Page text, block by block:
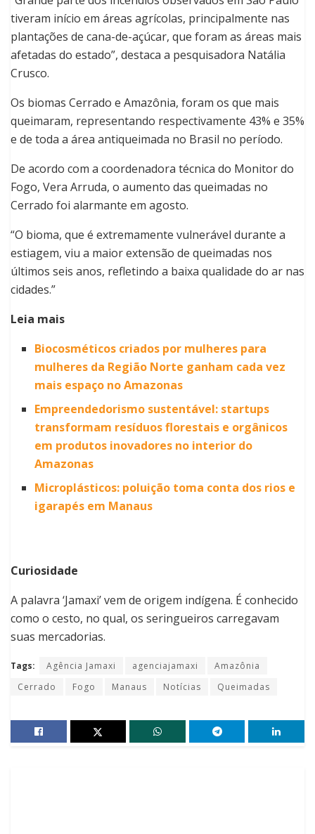
tiveram início em áreas agrícolas, principalmente nas
plantações de cana-de-açúcar, que foram as áreas mais
afetadas do estado”, destaca a pesquisadora Natália
Crusco.
Os biomas Cerrado e Amazônia, foram os que mais
queimaram, representando respectivamente 43% e 35%
e de toda a área antiqueimada no Brasil no período.
De acordo com a coordenadora técnica do Monitor do
Fogo, Vera Arruda, o aumento das queimadas no
Cerrado foi alarmante em agosto.
“O bioma, que é extremamente vulnerável durante a
estiagem, viu a maior extensão de queimadas nos
últimos seis anos, refletindo a baixa qualidade do ar nas
cidades.”
Leia mais
Biocosméticos criados por mulheres para
mulheres da Região Norte ganham cada vez
mais espaço no Amazonas
Empreendedorismo sustentável: startups
transformam resíduos florestais e orgânicos
em produtos inovadores no interior do
Amazonas
Microplásticos: poluição toma conta dos rios e
igarapés em Manaus
Curiosidade
A palavra ‘Jamaxi’ vem de origem indígena. É conhecido
como o cesto, no qual, os seringueiros carregavam
suas mercadorias.
Tags: Agência Jamaxi agenciajamaxi
Amazônia
Cerrado
Fogo Manaus Notícias Queimadas